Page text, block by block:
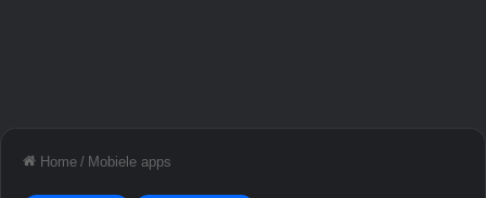
Home / Mobiele apps